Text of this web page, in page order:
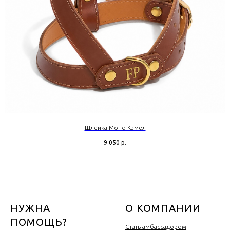
Шлейка Моно Кэмел
9 050 р.
НУЖНА
ПОМОЩЬ?
О КОМПАНИИ
Стать амбассадором